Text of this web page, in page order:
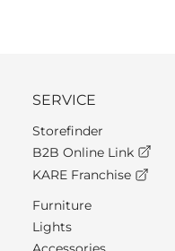
SERVICE
Storefinder
B2B Online Link
KARE Franchise
Furniture
Lights